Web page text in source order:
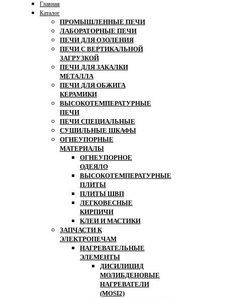
Главная
Каталог
ПРОМЫШЛЕННЫЕ ПЕЧИ
ЛАБОРАТОРНЫЕ ПЕЧИ
ПЕЧИ ДЛЯ ОЗОЛЕНИЯ
ПЕЧИ С ВЕРТИКАЛЬНОЙ
ЗАГРУЗКОЙ
ПЕЧИ ДЛЯ ЗАКАЛКИ
МЕТАЛЛА
ПЕЧИ ДЛЯ ОБЖИГА
КЕРАМИКИ
ВЫСОКОТЕМПЕРАТУРНЫЕ
ПЕЧИ
ПЕЧИ СПЕЦИАЛЬНЫЕ
СУШИЛЬНЫЕ ШКАФЫ
ОГНЕУПОРНЫЕ
МАТЕРИАЛЫ
ОГНЕУПОРНОЕ
ОДЕЯЛО
ВЫСОКОТЕМПЕРАТУРНЫЕ
ПЛИТЫ
ПЛИТЫ ШВП
ЛЕГКОВЕСНЫЕ
КИРПИЧИ
КЛЕИ И МАСТИКИ
ЗАПЧАСТИ К
ЭЛЕКТРОПЕЧАМ
НАГРЕВАТЕЛЬНЫЕ
ЭЛЕМЕНТЫ
ДИСИЛИЦИД
МОЛИБДЕНОВЫЕ
НАГРЕВАТЕЛИ
(MOSI2)